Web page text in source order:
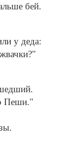
бей.
у деда:
Пеши."